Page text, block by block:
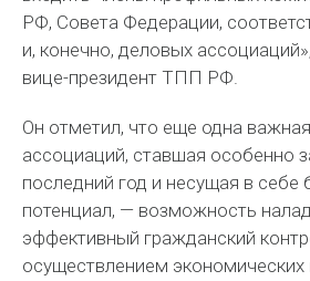
РФ, Совета Федерации,
и, конечно, деловых
вице-президент ТПП РФ.
Он отметил, что еще одна
ассоциаций, ставшая особенно
последний год и несущая в себе
потенциал, — возможность
эффективный гражданский
осуществлением